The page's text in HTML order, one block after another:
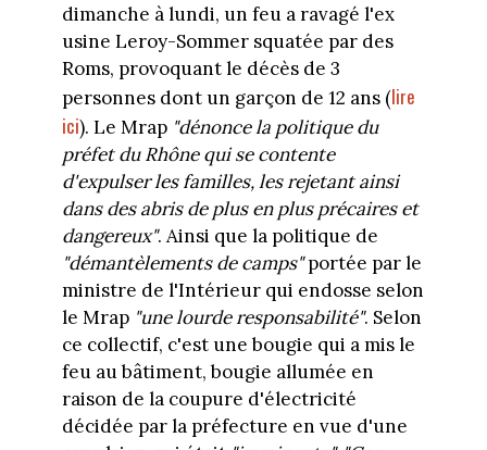
dimanche à lundi, un feu a ravagé l'ex
usine Leroy-Sommer squatée par des
Roms, provoquant le décès de 3
personnes dont un garçon de 12 ans (lire
ici). Le Mrap "dénonce la politique du
préfet du Rhône qui se contente
d'expulser les familles, les rejetant ainsi
dans des abris de plus en plus précaires et
dangereux". Ainsi que la politique de
"démantèlements de camps"portée par le
ministre de l'Intérieur qui endosse selon
le Mrap "une lourde responsabilité". Selon
ce collectif, c'est une bougie qui a mis le
feu au bâtiment, bougie allumée en
raison de la coupure d'électricité
décidée par la préfecture en vue d'une